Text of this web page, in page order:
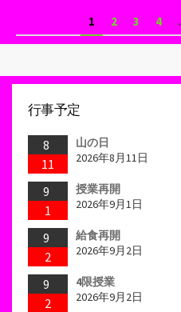
ー
稿
ナ
ビ
ゲ
ー
シ
ョ
ン
1 2 3 4
行事予定
8
11
山の日
2026年8月11日
9
1
授業再開
2026年9月1日
9
2
給食再開
2026年9月2日
9
2
4限授業
2026年9月2日